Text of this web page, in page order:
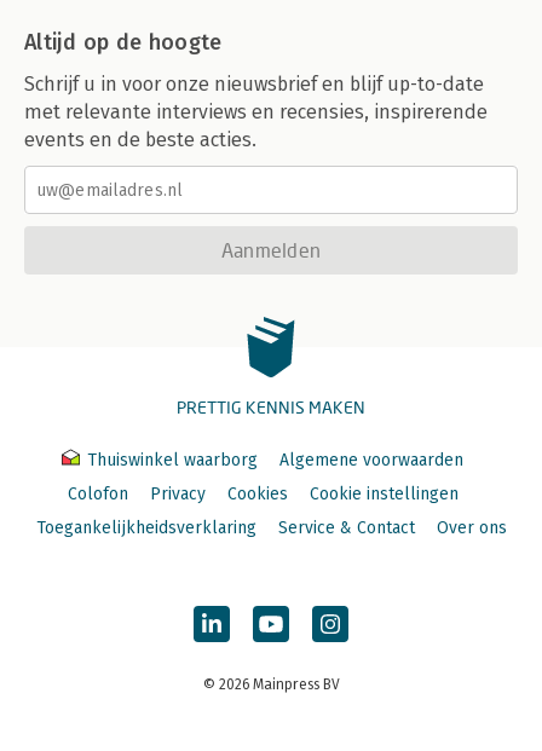
Altijd op de hoogte
Schrijf u in voor onze nieuwsbrief en blijf up-to-date
met relevante interviews en recensies, inspirerende
events en de beste acties.
Aanmelden
PRETTIG KENNIS MAKEN
Thuiswinkel waarborg
Algemene voorwaarden
Colofon
Privacy Cookies
Cookie instellingen
Toegankelijkheidsverklaring
Service & Contact Over ons
© 2026 Mainpress BV